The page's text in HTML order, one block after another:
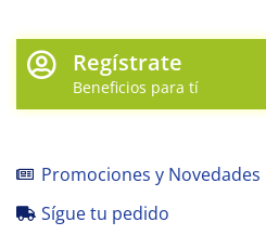
Regístrate
Beneficios para tí
Promociones y Novedades
Sígue tu pedido